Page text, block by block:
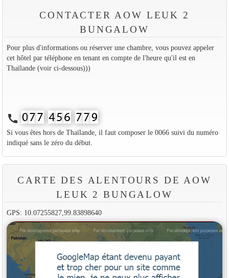
CONTACTER AOW LEUK 2
BUNGALOW
Pour plus d'informations ou réserver une chambre, vous pouvez appeler
cet hôtel par téléphone en tenant en compte de l'heure qu'il est en
Thaïlande (voir ci-dessous)))
call
Si vous êtes hors de Thaïlande, il faut composer le 0066 suivi du numéro
indiqué sans le zéro du début.
CARTE DES ALENTOURS DE AOW
LEUK 2 BUNGALOW
GPS: 10.07255827,99.83898640